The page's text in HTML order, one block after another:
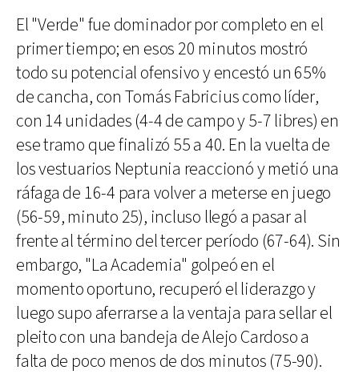
El "Verde" fue dominador por completo en el
primer tiempo; en esos 20 minutos mostró
todo su potencial ofensivo y encestó un 65%
de cancha, con Tomás Fabricius como líder,
con 14 unidades (4-4 de campo y 5-7 libres) en
ese tramo que finalizó 55 a 40. En la vuelta de
los vestuarios Neptunia reaccionó y metió una
ráfaga de 16-4 para volver a meterse en juego
(56-59, minuto 25), incluso llegó a pasar al
frente al término del tercer período (67-64). Sin
embargo, "La Academia" golpeó en el
momento oportuno, recuperó el liderazgo y
luego supo aferrarse a la ventaja para sellar el
pleito con una bandeja de Alejo Cardoso a
falta de poco menos de dos minutos (75-90).